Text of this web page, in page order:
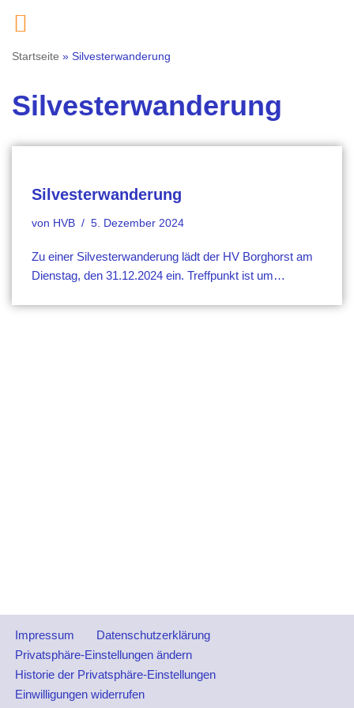
Inhalt
Startseite » Silvesterwanderung
Silvesterwanderung
Silvesterwanderung
von HVB 5. Dezember 2024
Zu einer Silvesterwanderung lädt der HV Borghorst am
Dienstag, den 31.12.2024 ein. Treffpunkt ist um…
Impressum
Datenschutzerklärung
Privatsphäre-Einstellungen ändern
Historie der Privatsphäre-Einstellungen
Einwilligungen widerrufen